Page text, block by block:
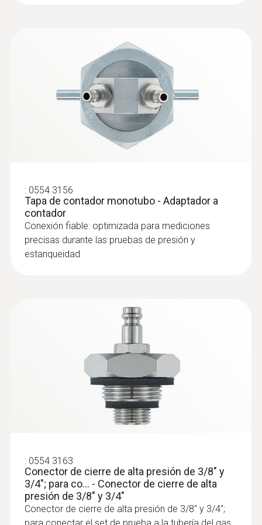
: 0554 3156
Tapa de contador monotubo - Adaptador a
contador
Conexión fiable: optimizada para mediciones
precisas durante las pruebas de presión y
estanqueidad
: 0554 3163
Conector de cierre de alta presión de 3/8" y
3/4"; para co... - Conector de cierre de alta
presión de 3/8" y 3/4"
Conector de cierre de alta presión de 3/8" y 3/4";